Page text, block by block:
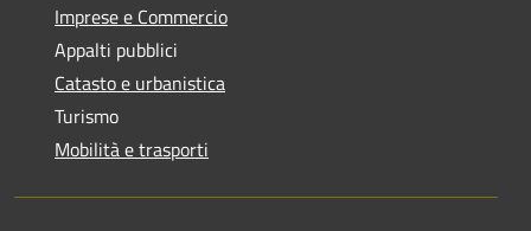
Imprese e Commercio
Appalti pubblici
Catasto e urbanistica
Turismo
Mobilità e trasporti